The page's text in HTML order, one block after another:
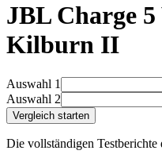
JBL Charge
Kilburn II
Auswahl 1
Auswahl 2
Die vollständigen Testberichte